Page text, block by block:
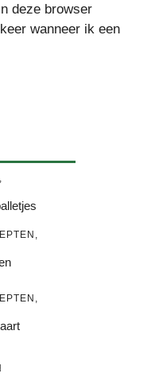
deze browser
wanneer ik een